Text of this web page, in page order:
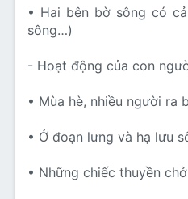
• Hai bên bờ sông có
sông…)
- Hoạt động của con
• Mùa hè, nhiều người ra
• Ở đoạn lưng và hạ lưu
• Những chiếc thuyền